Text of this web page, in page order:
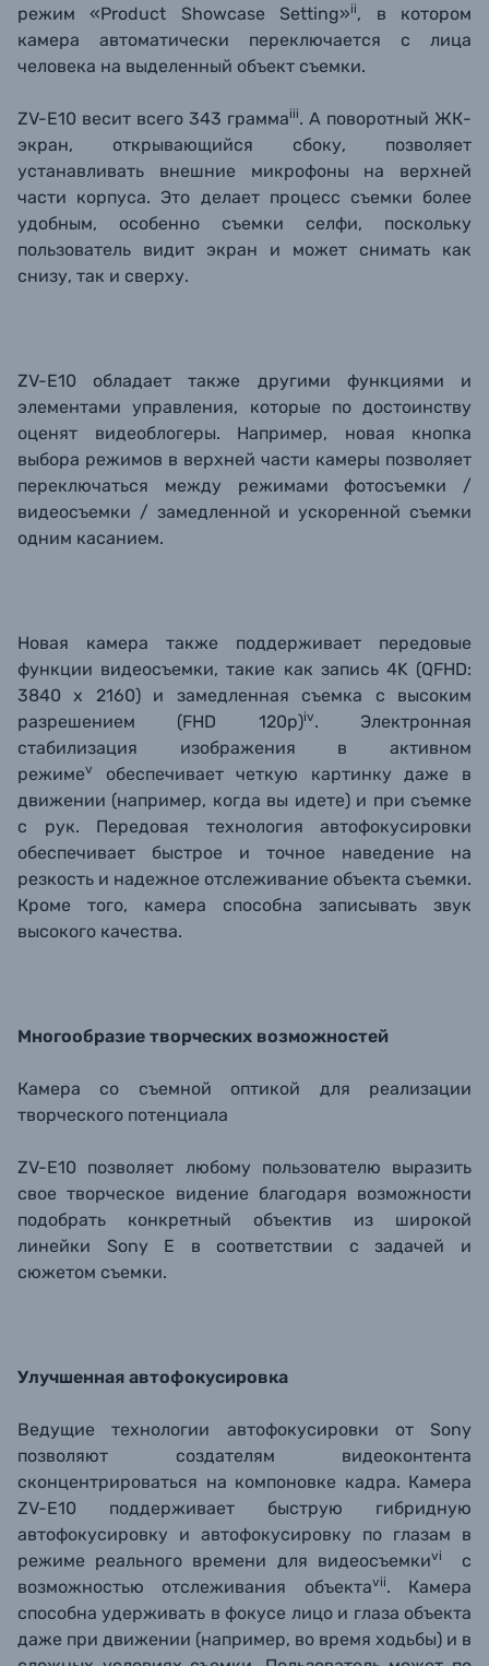
режим «Product Showcase Setting»ii, в котором
камера автоматически переключается с лица
человека на выделенный объект съемки.
ZV-E10 весит всего 343 граммаiii. А поворотный ЖК-
экран, открывающийся сбоку, позволяет
устанавливать внешние микрофоны на верхней
части корпуса. Это делает процесс съемки более
удобным, особенно съемки селфи, поскольку
пользователь видит экран и может снимать как
снизу, так и сверху.
ZV-E10 обладает также другими функциями и
элементами управления, которые по достоинству
оценят видеоблогеры. Например, новая кнопка
выбора режимов в верхней части камеры позволяет
переключаться между режимами фотосъемки /
видеосъемки / замедленной и ускоренной съемки
одним касанием.
Новая камера также поддерживает передовые
функции видеосъемки, такие как запись 4K (QFHD:
3840 x 2160) и замедленная съемка с высоким
разрешением (FHD 120p)iv. Электронная
стабилизация изображения в активном
режимеv
обеспечивает четкую картинку даже в
движении (например, когда вы идете) и при съемке
с рук. Передовая технология автофокусировки
обеспечивает быстрое и точное наведение на
резкость и надежное отслеживание объекта съемки.
Кроме того, камера способна записывать звук
высокого качества.
Многообразие творческих возможностей
Камера со съемной оптикой для реализации
творческого потенциала
ZV-E10 позволяет любому пользователю выразить
свое творческое видение благодаря возможности
подобрать конкретный объектив из широкой
линейки Sony E в соответствии с задачей и
сюжетом съемки.
Улучшенная автофокусировка
Ведущие технологии автофокусировки от Sony
позволяют создателям видеоконтента
сконцентрироваться на компоновке кадра. Камера
ZV-E10 поддерживает быструю гибридную
автофокусировку и автофокусировку по глазам в
режиме реального времени для видеосъемкиvi
с
возможностью отслеживания объектаvii. Камера
способна удерживать в фокусе лицо и глаза объекта
даже при движении (например, во время ходьбы) и в